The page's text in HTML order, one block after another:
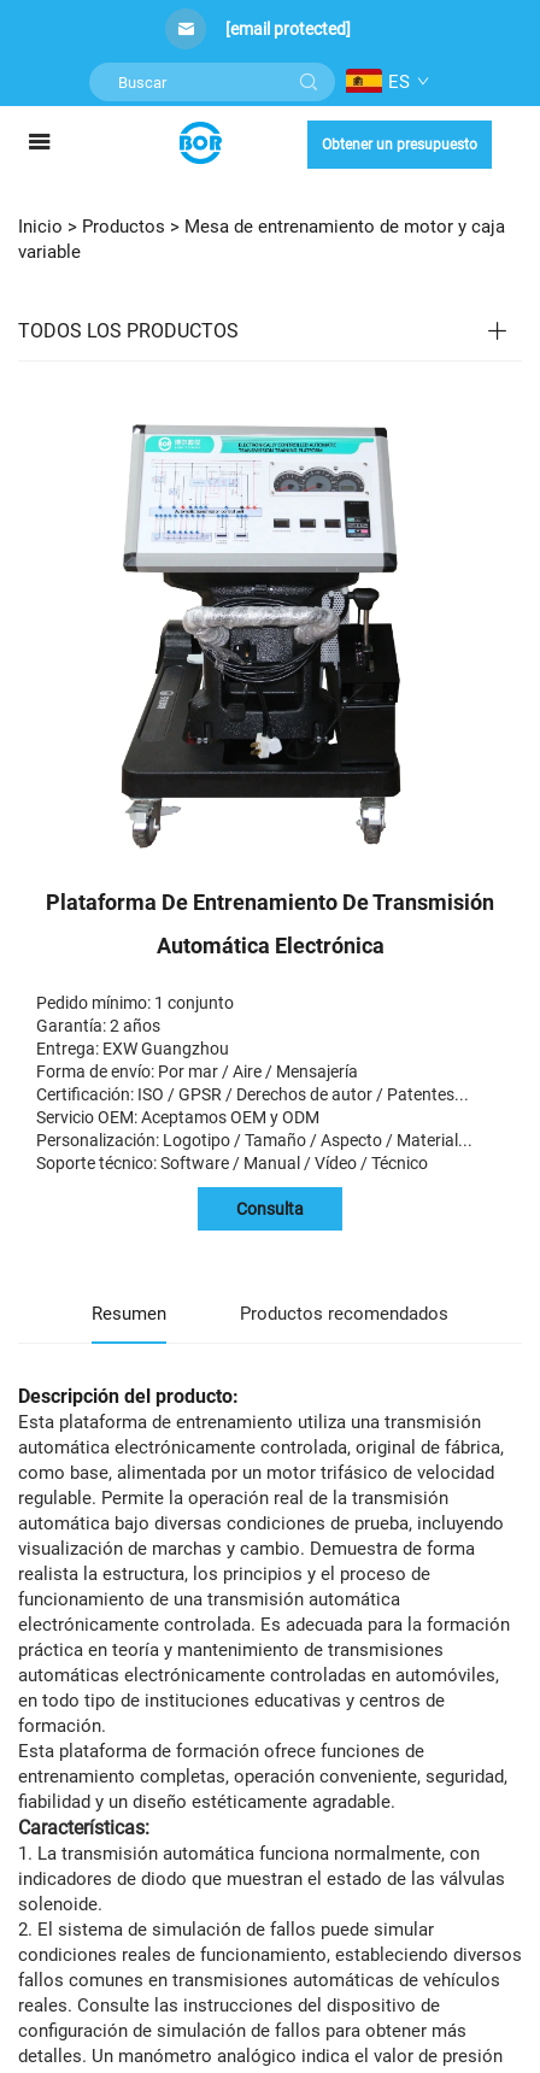
[email protected]
ES
Obtener un presupuesto
Inicio > Productos > Mesa de entrenamiento de motor y caja
variable
TODOS LOS PRODUCTOS
Plataforma De Entrenamiento De Transmisión
Automática Electrónica
Pedido mínimo: 1 conjunto
Garantía: 2 años
Entrega: EXW Guangzhou
Forma de envío: Por mar / Aire / Mensajería
Certificación: ISO / GPSR / Derechos de autor / Patentes...
Servicio OEM: Aceptamos OEM y ODM
Personalización: Logotipo / Tamaño / Aspecto / Material...
Soporte técnico: Software / Manual / Vídeo / Técnico
Consulta
Resumen Productos recomendados
Descripción del producto:
Esta plataforma de entrenamiento utiliza una transmisión
automática electrónicamente controlada, original de fábrica,
como base, alimentada por un motor trifásico de velocidad
regulable. Permite la operación real de la transmisión
automática bajo diversas condiciones de prueba, incluyendo
visualización de marchas y cambio. Demuestra de forma
realista la estructura, los principios y el proceso de
funcionamiento de una transmisión automática
electrónicamente controlada. Es adecuada para la formación
práctica en teoría y mantenimiento de transmisiones
automáticas electrónicamente controladas en automóviles,
en todo tipo de instituciones educativas y centros de
formación.
Esta plataforma de formación ofrece funciones de
entrenamiento completas, operación conveniente, seguridad,
fiabilidad y un diseño estéticamente agradable.
Características:
1. La transmisión automática funciona normalmente, con
indicadores de diodo que muestran el estado de las válvulas
solenoide.
2. El sistema de simulación de fallos puede simular
condiciones reales de funcionamiento, estableciendo diversos
fallos comunes en transmisiones automáticas de vehículos
reales. Consulte las instrucciones del dispositivo de
configuración de simulación de fallos para obtener más
detalles. Un manómetro analógico indica el valor de presión